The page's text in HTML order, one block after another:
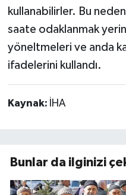
kullanabilirler. Bu
saate odaklanmak
yöneltmeleri ve anda
ifadelerini kullandı.
Kaynak: İHA
Bunlar da ilginizi